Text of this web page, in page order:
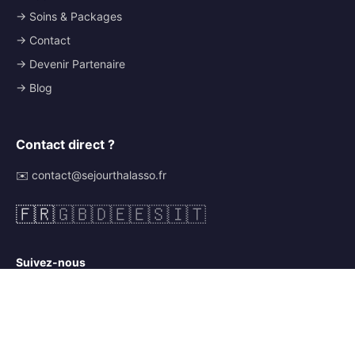
→ Soins & Packages
→ Contact
→ Devenir Partenaire
→ Blog
Contact direct ?
✉️ contact@sejourthalasso.fr
🇫🇷🇬🇧🇩🇪🇪🇸🇮🇹
Suivez-nous